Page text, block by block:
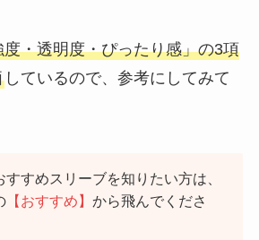
度・透明度・ぴったり感」の3項
しているので、参考にしてみて
すめスリーブを知りたい方は、
【おすすめ】から飛んでくださ